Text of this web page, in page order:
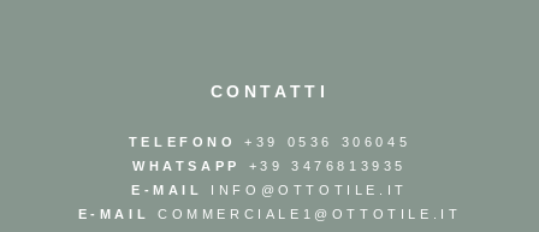
CONTATTI
TELEFONO
+39 0536 306045
WHATSAPP
+39 3476813935
E-MAIL
INFO@OTTOTILE.IT
E-MAIL
COMMERCIALE1@OTTOTILE.IT